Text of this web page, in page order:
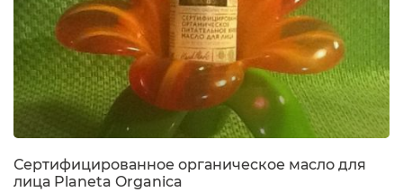
Сертифицированное органическое масло для
лица Planeta Organica